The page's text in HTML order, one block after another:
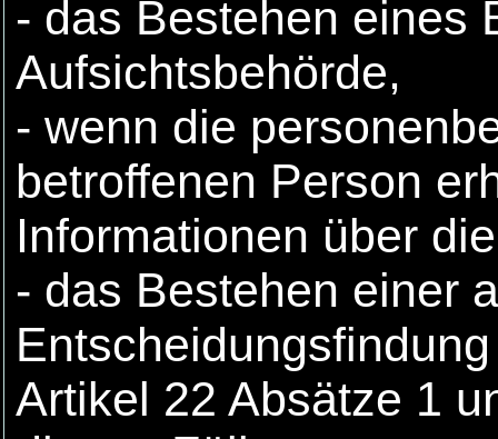
- das Bestehen eines
Aufsichtsbehörde,
- wenn die
betroffenen Person
Informationen über
- das Bestehen einer
Artikel 22 Absätze 1